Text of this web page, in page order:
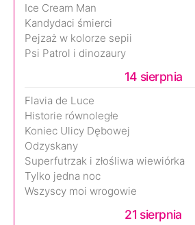
Ice Cream Man
Kandydaci śmierci
Pejzaż w kolorze sepii
Psi Patrol i dinozaury
14 sierpnia
Flavia de Luce
Historie równoległe
Koniec Ulicy Dębowej
Odzyskany
Superfutrzak i złośliwa wiewiórka
Tylko jedna noc
Wszyscy moi wrogowie
21 sierpnia